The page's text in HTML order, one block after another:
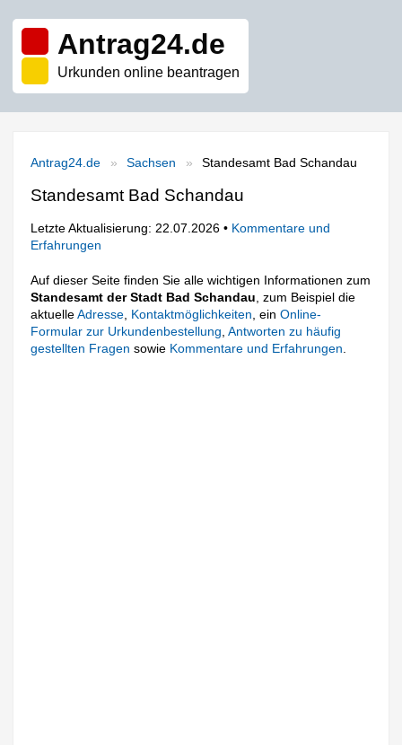
Antrag24.de
Urkunden online beantragen
Antrag24.de Sachsen Standesamt Bad Schandau
Standesamt Bad Schandau
Letzte Aktualisierung: 22.07.2026 • Kommentare und
Erfahrungen
Auf dieser Seite finden Sie alle wichtigen Informationen zum
Standesamt der Stadt Bad Schandau , zum Beispiel die
aktuelleAdresse Kontaktmöglichkeiten , einOnline-
Formular zur Urkundenbestellung ,Antworten zu häufig
gestellten Fragen sowie Kommentare und Erfahrungen